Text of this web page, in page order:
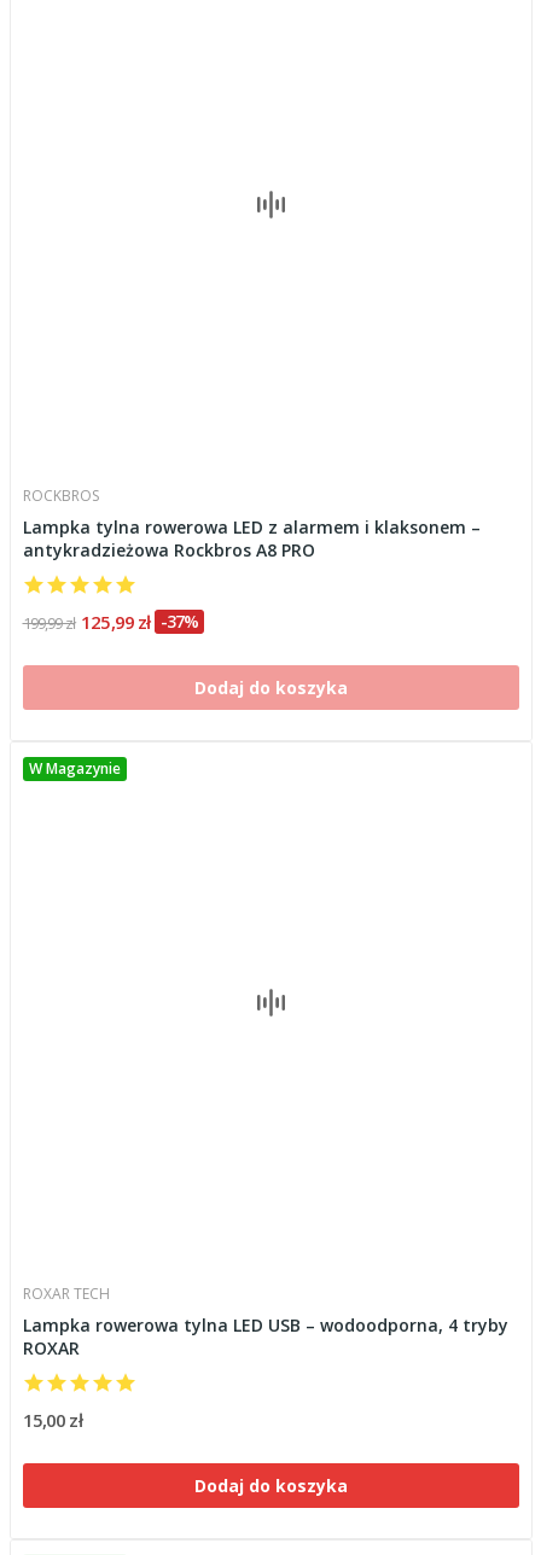
ROCKBROS
Lampka tylna rowerowa LED z alarmem i klaksonem –
antykradzieżowa Rockbros A8 PRO
199,99 zł 125,99 zł -37%
Dodaj do koszyka
W Magazynie
ROXAR TECH
Lampka rowerowa tylna LED USB – wodoodporna, 4 tryby
ROXAR
15,00 zł
Dodaj do koszyka